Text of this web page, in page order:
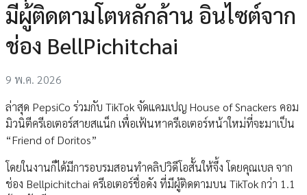
มีผู้ติดตามโตหลักล้าน อินไซต์จาก
ช่อง BellPichitchai
9 พ.ค. 2026
ล่าสุด PepsiCo ร่วมกับ TikTok จัดแคมเปญ House of Snackers คอม
มิวนิตีครีเอเตอร์สายสแน็ก เพื่อเฟ้นหาครีเอเตอร์หน้าใหม่ที่จะมาเป็น
“Friend of Doritos”
โดยในงานก็ได้มีการอบรมสอนทำคลิปวิดีโอสั้นให้จึ้ง โดยคุณเบล จาก
ช่อง Bellpichitchai ครีเอเตอร์ชื่อดัง ที่มีผู้ติดตามบน TikTok กว่า 1.1